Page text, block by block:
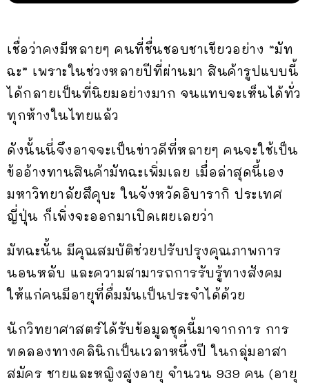
เชื่อว่าคงมีหลายๆ คนที่ชื่นชอบชาเขียวอย่าง “มัท
ฉะ” เพราะในช่วงหลายปีที่ผ่านมา สินค้ารูปแบบนี้
ได้กลายเป็นที่นิยมอย่างมาก จนแทบจะเห็นได้ทั่ว
ทุกห้างในไทยแล้ว
ดังนั้นนี่จึงอาจจะเป็นข่าวดีที่หลายๆ คนจะใช้เป็น
ข้ออ้างทานสินค้ามัทฉะเพิ่มเลย เมื่อล่าสุดนี้เอง
มหาวิทยาลัยสึคุบะ ในจังหวัดอิบารากิ ประเทศ
ญี่ปุ่น ก็เพิ่งจะออกมาเปิดเผยเลยว่า
มัทฉะนั้น มีคุณสมบัติช่วยปรับปรุงคุณภาพการ
นอนหลับ และความสามารถการรับรู้ทางสังคม
ให้แก่คนมีอายุที่ดื่มมันเป็นประจำได้ด้วย
นักวิทยาศาสตร์ได้รับข้อมูลชุดนี้มาจากการ การ
ทดลองทางคลินิกเป็นเวลาหนึ่งปี ในกลุ่มอาสา
สมัคร ชายและหญิงสูงอายุ จำนวน 939 คน (อายุ